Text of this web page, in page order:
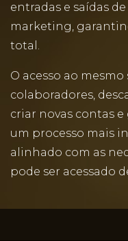
entradas e saídas
marketing,
total.
O acesso ao
colaboradores,
criar novas contas
um processo mais
alinhado com as
pode ser acessado